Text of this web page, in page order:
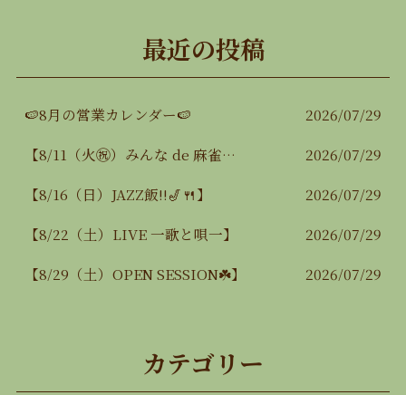
最近の投稿
🍉8月の営業カレンダー🍉
2026/07/29
【8/11（火㊗️）みんな de 麻雀大会🀄️】
2026/07/29
【8/16（日）JAZZ飯‼️🎷🍴】
2026/07/29
【8/22（土）LIVE 一歌と唄一】
2026/07/29
【8/29（土）OPEN SESSION☘️】
2026/07/29
カテゴリー